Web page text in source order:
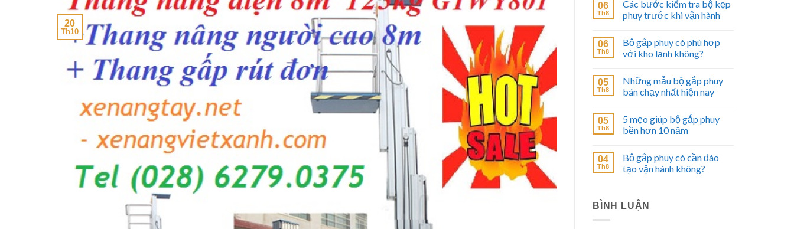
20
Th10
06
Th8
Các bước kiểm tra bộ kẹp
phuy trước khi vận hành
06
Th8
Bộ gắp phuy có phù hợp
với kho lạnh không?
05
Th8
Những mẫu bộ gắp phuy
bán chạy nhất hiện nay
05
Th8
5 mẹo giúp bộ gắp phuy
bền hơn 10 năm
04
Th8
Bộ gắp phuy có cần đào
tạo vận hành không?
BÌNH LUẬN